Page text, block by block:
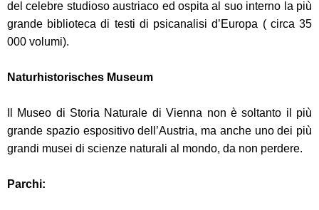
del celebre studioso austriaco ed ospita al suo interno la più
grande biblioteca di testi di psicanalisi d’Europa ( circa 35
000 volumi).
Naturhistorisches Museum
Il Museo di Storia Naturale di Vienna non è soltanto il più
grande spazio espositivo dell’Austria, ma anche uno dei più
grandi musei di scienze naturali al mondo, da non perdere.
Parchi: